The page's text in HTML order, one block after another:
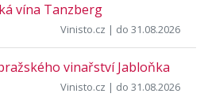
vína Tanzberg
Vinisto.cz | do 31.08.2026
vinařství Jabloňka
Vinisto.cz | do 31.08.2026